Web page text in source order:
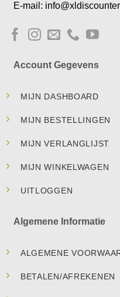
E-mail:
Account Gegevens
MIJN DASHBOARD
MIJN BESTELLINGEN
MIJN VERLANGLIJST
MIJN WINKELWAGEN
UITLOGGEN
Algemene Informatie
ALGEMENE
BETALEN/AFREKENEN